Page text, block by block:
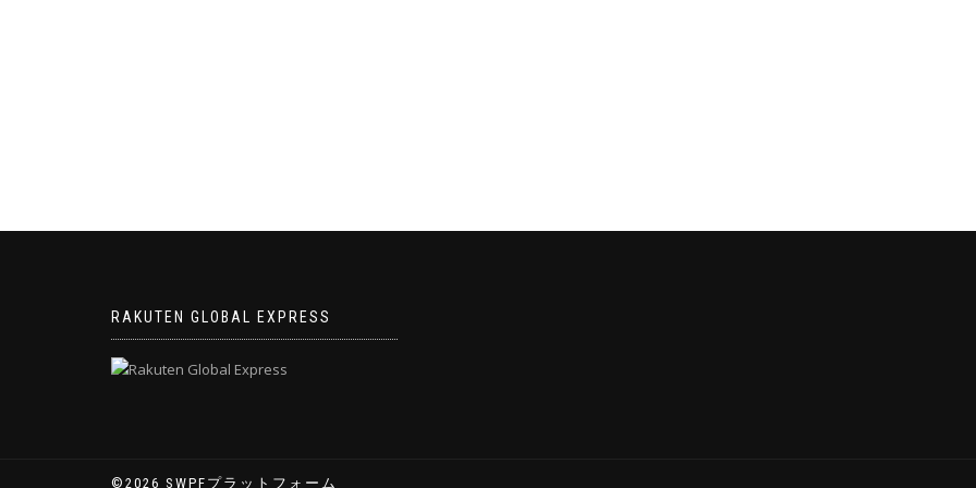
RAKUTEN GLOBAL EXPRESS
©2026 SWPFプラットフォーム